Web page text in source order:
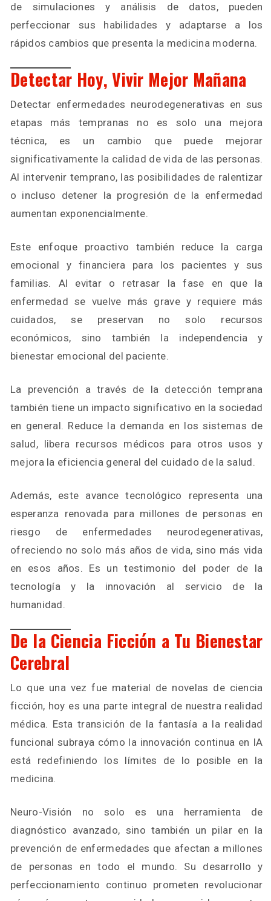
de simulaciones y análisis de datos, pueden
perfeccionar sus habilidades y adaptarse a los
rápidos cambios que presenta la medicina moderna.
Detectar Hoy, Vivir Mejor Mañana
Detectar enfermedades neurodegenerativas en sus
etapas más tempranas no es solo una mejora
técnica, es un cambio que puede mejorar
significativamente la calidad de vida de las personas.
Al intervenir temprano, las posibilidades de ralentizar
o incluso detener la progresión de la enfermedad
aumentan exponencialmente.
Este enfoque proactivo también reduce la carga
emocional y financiera para los pacientes y sus
familias. Al evitar o retrasar la fase en que la
enfermedad se vuelve más grave y requiere más
cuidados, se preservan no solo recursos
económicos, sino también la independencia y
bienestar emocional del paciente.
La prevención a través de la detección temprana
también tiene un impacto significativo en la sociedad
en general. Reduce la demanda en los sistemas de
salud, libera recursos médicos para otros usos y
mejora la eficiencia general del cuidado de la salud.
Además, este avance tecnológico representa una
esperanza renovada para millones de personas en
riesgo de enfermedades neurodegenerativas,
ofreciendo no solo más años de vida, sino más vida
en esos años. Es un testimonio del poder de la
tecnología y la innovación al servicio de la
humanidad.
De la Ciencia Ficción a Tu Bienestar
Cerebral
Lo que una vez fue material de novelas de ciencia
ficción, hoy es una parte integral de nuestra realidad
médica. Esta transición de la fantasía a la realidad
funcional subraya cómo la innovación continua en IA
está redefiniendo los límites de lo posible en la
medicina.
Neuro-Visión no solo es una herramienta de
diagnóstico avanzado, sino también un pilar en la
prevención de enfermedades que afectan a millones
de personas en todo el mundo. Su desarrollo y
perfeccionamiento continuo prometen revolucionar